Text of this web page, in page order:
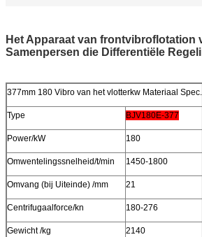
Het Apparaat van frontvibroflotation
Samenpersen die Differentiële
377mm 180 Vibro van het vlotterkw Materiaal Spec.
Type BJV180E-377
Power/kW 180
Omwentelingssnelheid/t/min 1450-1800
Omvang (bij Uiteinde) /mm 21
Centrifugaalforce/kn 180-276
Gewicht /kg 2140